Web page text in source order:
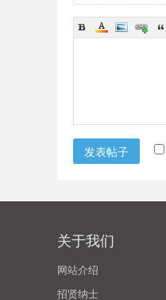
发表帖子
关于我们
网站介绍
招贤纳士